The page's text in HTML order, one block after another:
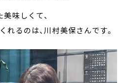
味しくて、
るのは、川村美保さんです。